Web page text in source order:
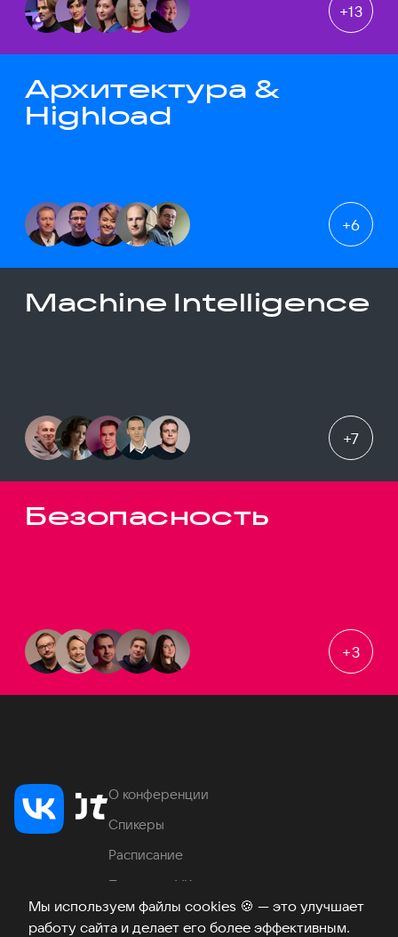
Мы используем файлы cookies 🍪 — это улучшает
работу сайта и делает его более эффективным.
+13
Архитектура &
Highload
+6
Machine Intelligence
+7
Безопасность
+3
О конференции
Спикеры
Расписание
Продукты VK
Место проведения